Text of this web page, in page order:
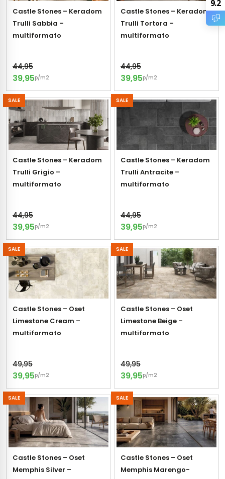
Castle Stones – Keradom
Trulli Sabbia –
multiformato
44,95
39,95p/m2
Castle Stones – Keradom
Trulli Tortora –
multiformato
44,95
39,95p/m2
SALE
Castle Stones – Keradom
Trulli Grigio –
multiformato
44,95
39,95p/m2
SALE
Castle Stones – Keradom
Trulli Antracite –
multiformato
44,95
39,95p/m2
SALE
Castle Stones – Oset
Limestone Cream –
multiformato
49,95
39,95p/m2
SALE
Castle Stones – Oset
Limestone Beige –
multiformato
49,95
39,95p/m2
SALE
Castle Stones – Oset
Memphis Silver –
SALE
Castle Stones – Oset
Memphis Marengo-
9.2
(multiformato)
33 x 33 cm